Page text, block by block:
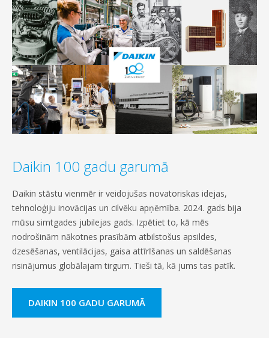
Daikin 100 gadu garumā
Daikin stāstu vienmēr ir veidojušas novatoriskas idejas,
tehnoloģiju inovācijas un cilvēku apņēmība. 2024. gads bija
mūsu simtgades jubilejas gads. Izpētiet to, kā mēs
nodrošinām nākotnes prasībām atbilstošus apsildes,
dzesēšanas, ventilācijas, gaisa attīrīšanas un saldēšanas
risinājumus globālajam tirgum. Tieši tā, kā jums tas patīk.
DAIKIN 100 GADU GARUMĀ